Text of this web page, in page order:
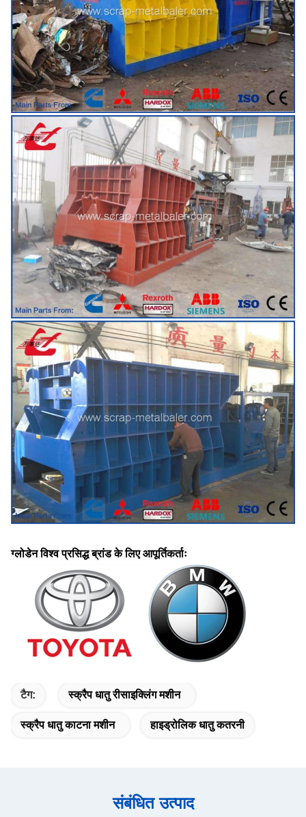
ग्लोडेन विश्व प्रसिद्ध ब्रांड के लिए आपूर्तिकर्ताः
टैग: स्क्रैप धातु रीसाइक्लिंग मशीन
स्क्रैप धातु काटना मशीन हाइड्रोलिक धातु कतरनी
संबंधित उत्पाद